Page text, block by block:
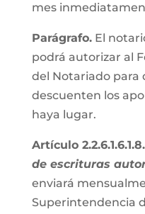
mes
Parágrafo.El
podrá autorizar al
del Notariado para
descuenten los
haya lugar.
Artículo 2.2.6.1.6.1.8.
de escrituras
enviará
Superintendencia